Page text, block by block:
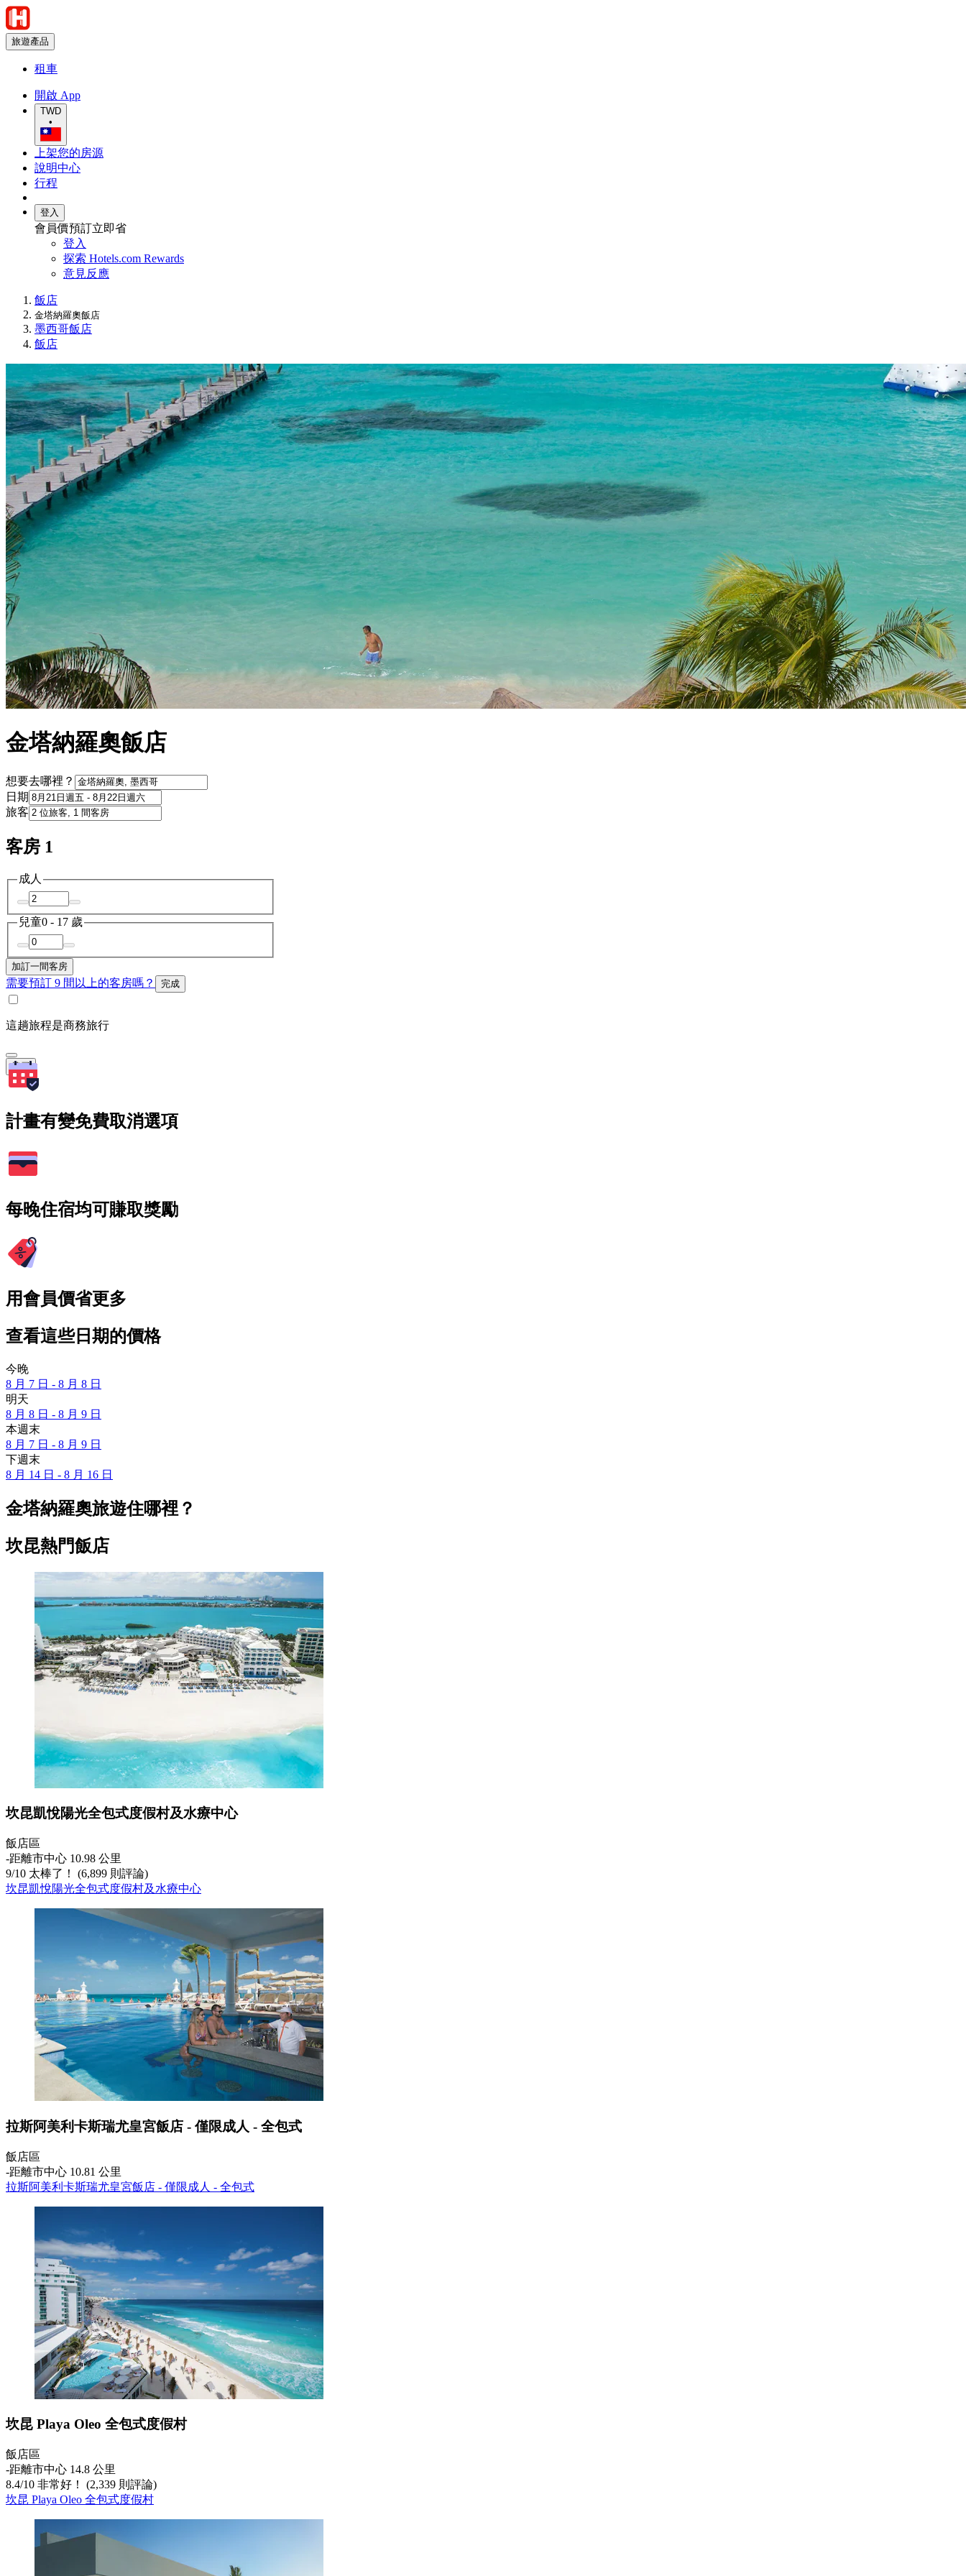
旅遊產品
租車
開啟 App
TWD
•
上架您的房源
說明中心
行程
登入
會員價預訂立即省
登入
探索 Hotels.com Rewards
意見反應
飯店
金塔納羅奧飯店
墨西哥飯店
飯店
金塔納羅奧飯店
想要去哪裡？
日期
旅客
客房 1
成人
兒童0 - 17 歲
加訂一間客房
需要預訂 9 間以上的客房嗎？ 完成
這趟旅程是商務旅行
搜尋
計畫有變免費取消選項
每晚住宿均可賺取獎勵
用會員價省更多
查看這些日期的價格
今晚
8 月 7 日 - 8 月 8 日
明天
8 月 8 日 - 8 月 9 日
本週末
8 月 7 日 - 8 月 9 日
下週末
8 月 14 日 - 8 月 16 日
金塔納羅奧旅遊住哪裡？
坎昆熱門飯店
坎昆凱悅陽光全包式度假村及水療中心
飯店區
‐距離市中心 10.98 公里
9/10 太棒了！ (6,899 則評論)
坎昆凱悅陽光全包式度假村及水療中心
拉斯阿美利卡斯瑞尤皇宮飯店 - 僅限成人 - 全包式
飯店區
‐距離市中心 10.81 公里
拉斯阿美利卡斯瑞尤皇宮飯店 - 僅限成人 - 全包式
坎昆 Playa Oleo 全包式度假村
飯店區
‐距離市中心 14.8 公里
8.4/10 非常好！ (2,339 則評論)
坎昆 Playa Oleo 全包式度假村